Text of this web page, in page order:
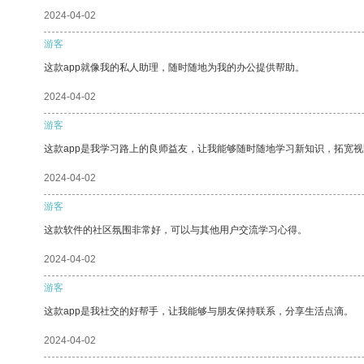
2024-04-02
游客
这款app就像我的私人助理，随时随地为我的办公提供帮助。
2024-04-02
游客
这款app是我学习路上的良师益友，让我能够随时随地学习新知识，拓宽
2024-04-02
游客
这款软件的社区氛围非常好，可以与其他用户交流学习心得。
2024-04-02
游客
这款app是我社交的好帮手，让我能够与朋友保持联系，分享生活点滴。
2024-04-02